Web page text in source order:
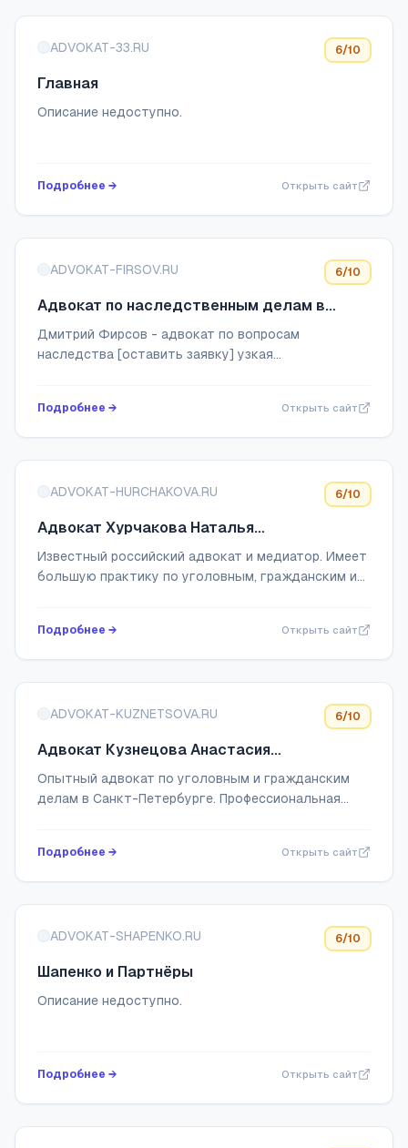
ADVOKAT-33.RU 6/10
Главная
Описание недоступно.
Подробнее → Открыть сайт
ADVOKAT-FIRSOV.RU 6/10
Адвокат по наследственным делам в
Москве - Дмитрий Фирсов
Дмитрий Фирсов - адвокат по вопросам
наследства [оставить заявку] узкая
379-94-69.
Подробнее → Открыть сайт
ADVOKAT-HURCHAKOVA.RU 6/10
Адвокат Хурчакова Наталья
Александровна
Известный российский адвокат и медиатор. Имеет
большую практику по уголовным, гражданским и
б...
Подробнее → Открыть сайт
ADVOKAT-KUZNETSOVA.RU 6/10
Адвокат Кузнецова Анастасия
Владимировна - Юридические услуги в СПб
Опытный адвокат по уголовным и гражданским
делам в Санкт-Петербурге. Профессиональная
Юридическая к...
Подробнее → Открыть сайт
ADVOKAT-SHAPENKO.RU 6/10
Шапенко и Партнёры
Описание недоступно.
Подробнее → Открыть сайт